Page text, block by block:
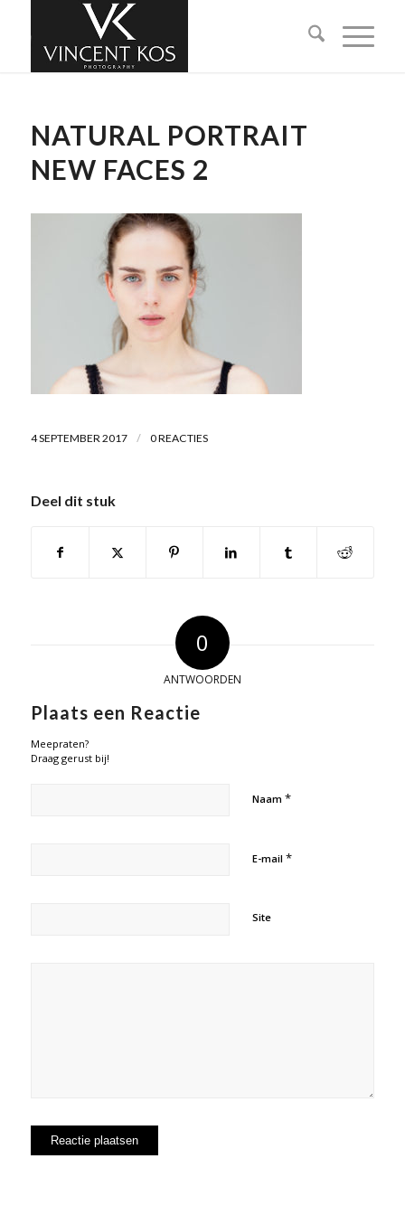
NATURAL PORTRAIT
NEW FACES 2
4 SEPTEMBER 2017 / 0 REACTIES
Deel dit stuk
0
ANTWOORDEN
Plaats een Reactie
Meepraten?
Draag gerust bij!
Naam *
E-mail *
Site